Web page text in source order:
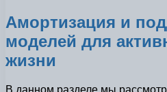
Амортизация и
моделей для
жизни
В данном разделе мы